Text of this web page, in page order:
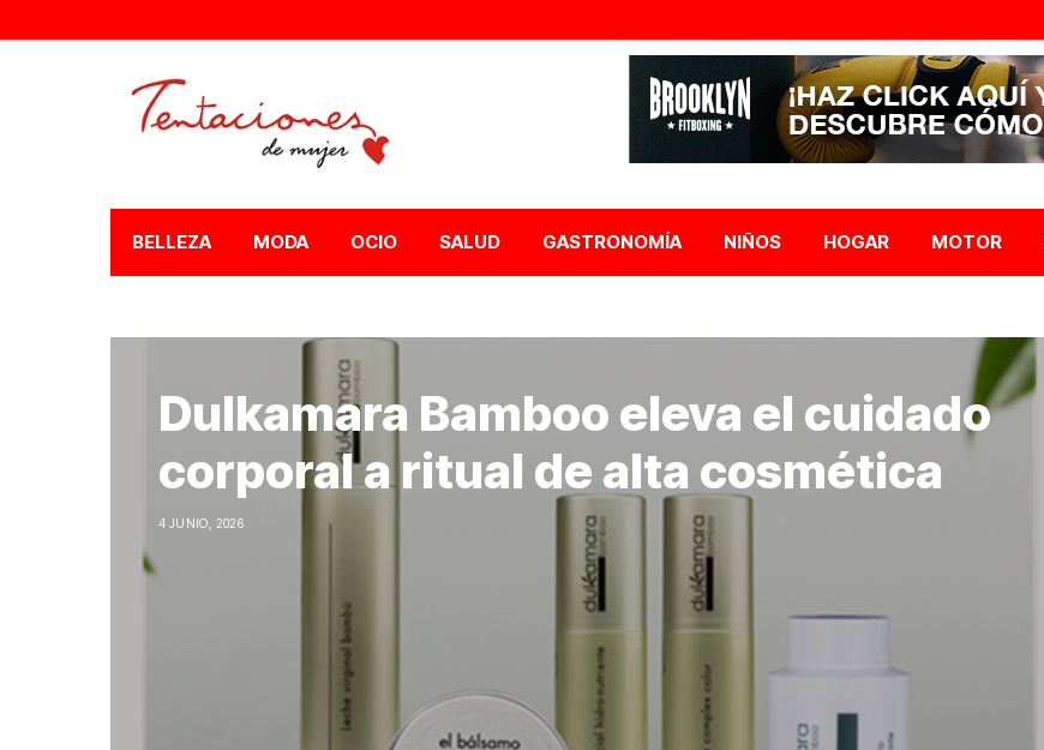
BELLEZA MODA OCIO SALUD GASTRONOMÍA NIÑOS HOGAR MOTOR
Dulkamara Bamboo eleva el cuidado
corporal a ritual de alta cosmética
4 JUNIO, 2026